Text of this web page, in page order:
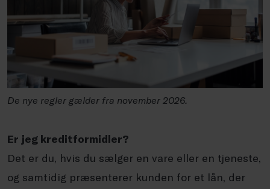
De nye regler gælder fra november 2026.
Er jeg kreditformidler?
Det er du, hvis du sælger en vare eller en tjeneste,
og samtidig præsenterer kunden for et lån, der